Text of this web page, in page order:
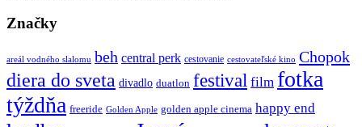
Značky
areál vodného slalomu beh central perk cestovanie cestovateľské kino Chopok
diera do sveta divadlo duatlon festival film fotka
týždňa freeride Golden Apple golden apple cinema happy end